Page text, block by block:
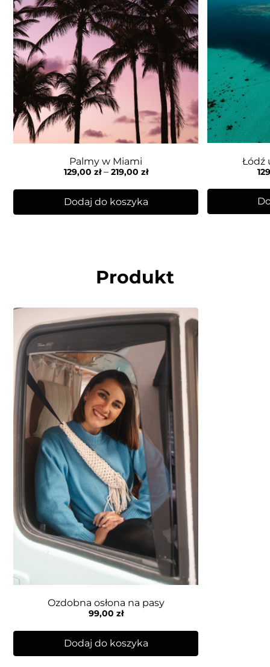
Palmy w Miami
129,00 zł– 219,00 zł
Dodaj do koszyka
Łódź
Produkt
Ozdobna osłona na pasy
99,00 zł
Dodaj do koszyka